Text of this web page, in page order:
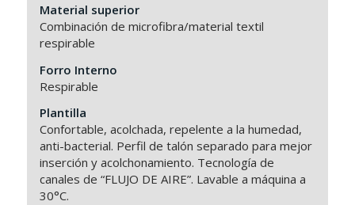
Material superior
Combinación de microfibra/material textil
respirable
Forro Interno
Respirable
Plantilla
Confortable, acolchada, repelente a la humedad,
anti-bacterial. Perfil de talón separado para mejor
inserción y acolchonamiento. Tecnología de
canales de “FLUJO DE AIRE”. Lavable a máquina a
30°C.